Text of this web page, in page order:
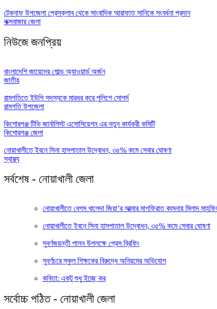
টেকনাফ উপজেলা প্রেসক্লাব থেকে সাংবাদিক আরাফাত সানিকে সংবর্ধনা প্রদান
কক্সবাজার জেলা
নিউজে জনপ্রিয়
বাংলাদেশি জায়েদের গোল্ড অ্যাওয়ার্ড অর্জন
জাতীয়
রামগতিতে ইউপি সদস্যকে মারধর করে পুলিশে সোপর্দ
রামগতি উপজেলা
কিশোরগঞ্জ টিভি জার্নালিস্ট এসোসিয়েশন এর নতুন কার্যকরী কমিটি
কিশোরগঞ্জ জেলা
নোয়াখালীতে ইবনে সিনা হাসপাতাল উদ্বোধন, ৩৫% কমে সেবার ঘোষণা
স্বাস্থ্য
সর্বশেষ - নোয়াখালী জেলা
নোয়াখালীতে বেগম খালেদা জিয়া’র আত্মার মাগফিরাত কামনায় মিলাদ
নোয়াখালীতে ইবনে সিনা হাসপাতাল উদ্বোধন, ৩৫% কমে সেবার ঘোষণা
সুবর্ণজয়ন্তী পালন উপলক্ষে প্রেস ব্রিফিং
সুবর্ণচরে স্কুল শিক্ষকের বিরুদ্ধে অনিয়মের অভিযোগ
কবিতা: একটু শুধু ইচ্ছে কর
সর্বোচ্চ পঠিত - নোয়াখালী জেলা